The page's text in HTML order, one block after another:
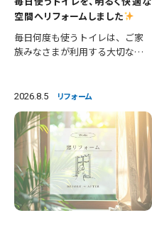
空間へリフォームしました
毎日何度も使うトイレは、ご家
族みなさまが利用する大切な空
い、清潔感あふれる明るいトイ
工内容 ・便器交換 ・紙巻き器…
2026.8.5 リフォーム